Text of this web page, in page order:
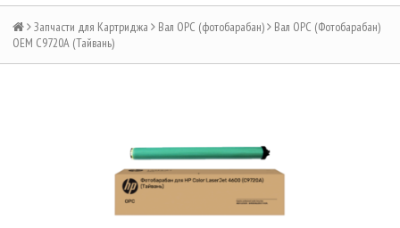
Запчасти для Картриджа Вал OPC (фотобарабан)
Вал OPC (Фотобарабан)
OEM C9720A (Тайвань)